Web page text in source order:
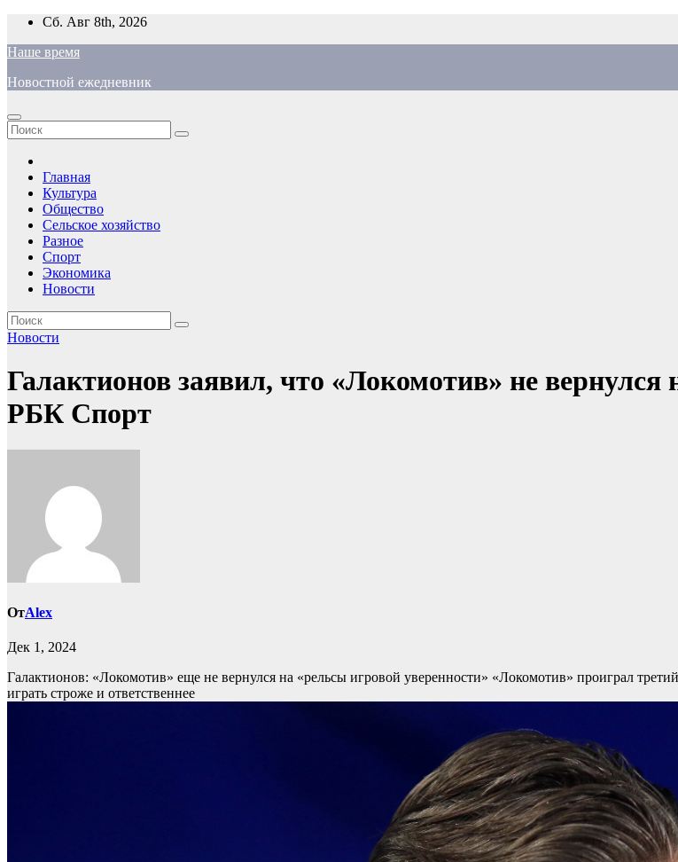
Перейти
содержимому
Сб. Авг 8th, 2026
Наше время
Новостной ежедневник
Главная
Культура
Общество
Сельское хозяйство
Разное
Спорт
Экономика
Новости
Новости
Галактионов заявил, что «Локомотив» не
РБК Спорт
ОтAlex
Дек 1, 2024
Галактионов: «Локомотив» еще не вернулся на «рельсы игровой уверенности» «Локомотив» проиграл
играть строже и ответственнее